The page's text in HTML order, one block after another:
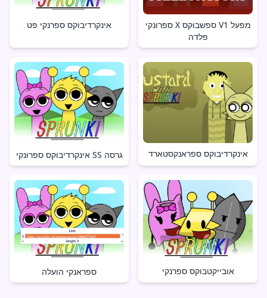
אינקרדיבוקס ספרנקי פט
ספרונקי X ספשבוקס V1 מפעל
פלדה
אינקרדיבוקס ספרונקי SS גרסה אינקרדיבוקס ספראנקסטארד
ספראנקי הועלה אובייקטבוקס ספרנקי